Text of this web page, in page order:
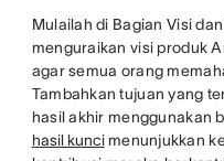
Mulailah di Bagian Visi
menguraikan visi produk
agar semua orang
Tambahkan tujuan yang
hasil akhir menggunakan
hasil kuncimenunjukkan